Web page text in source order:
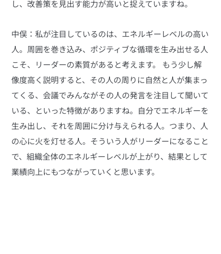
し、改善策を見出す能力が高いと捉えていますね。
中俣：私が注目しているのは、エネルギーレベルの高い
人。周囲を巻き込み、ポジティブな循環を生み出せる人
こそ、リーダーの素質があると考えます。 もう少し解
像度高く説明すると、その人の周りに自然と人が集まっ
てくる、会議でみんながその人の発言を注目して聞いて
いる、といった特徴がありますね。自分でエネルギーを
生み出し、それを周囲に分け与えられる人。つまり、人
の心に火を灯せる人。そういう人がリーダーになること
で、組織全体のエネルギーレベルが上がり、結果として
業績向上にもつながっていくと思います。